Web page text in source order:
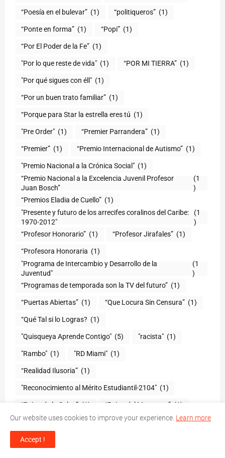
“Poesía en el bulevar” (1) “politiqueros” (1)
“Ponte en forma” (1) “Popi” (1)
“Por El Poder de la Fe” (1)
"Por lo que reste de vida" (1) “POR MI TIERRA” (1)
"Por qué sigues con éll" (1)
“Por un buen trato familiar” (1)
“Porque para Star la estrella eres tú (1)
(1) “Premier Parrandera” (1)
“Premier” (1) “Premio Internacional de Autismo” (1)
"Premio Nacional a la Crónica Social" (1)
“Premio Nacional a la Excelencia Juvenil Profesor
Juan Bosch”
(1
)
“Premios Eladia de Cuello” (1)
"Presente y futuro de los arrecifes coralinos del Caribe:
1970-2012"
(1
)
“Profesor Honorario” (1) “Profesor Jirafales” (1)
“Profesora Honoraria (1)
"Programa de Intercambio y Desarrollo de la
Juventud"
(1
)
“Programas de temporada son la TV del futuro” (1)
“Puertas Abiertas” (1) “Que Locura Sin Censura” (1)
“Qué Tal si lo Logras? (1)
"Quisqueya Aprende Contigo" (5) "racista" (1)
"Rambo" (1) "RD Miami" (1)
“Realidad Ilusoria” (1)
"Reconocimiento al Mérito Estudiantil-2104" (1)
“Reina de la Salsa” (1) “Reina del Merengue” (1)
“Reina Mía (1) “Reina solo hay una” (1)
“Repensar la Bienal Nacional de Artes Visuales
Our website uses cookies to improve your experience. Learn more
Accept !